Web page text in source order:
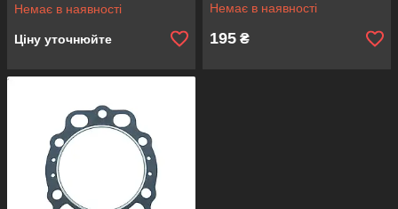
Немає в наявності
Ціну уточнюйте
Немає в наявності
195 ₴